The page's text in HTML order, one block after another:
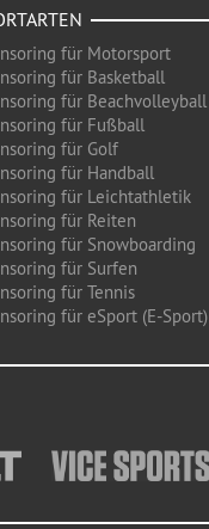
für Motorsport
für Basketball
für Beachvolleyball
für Fußball
für Golf
für Handball
für Leichtathletik
für Reiten
für Snowboarding
für Surfen
für Tennis
für eSport (E-Sport)